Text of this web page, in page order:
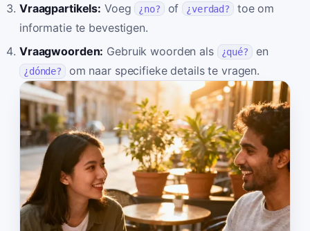
Vraagpartikels: Voeg ¿no? of ¿verdad?
toe om
informatie te bevestigen.
Vraagwoorden: Gebruik woorden als ¿qué? en
¿dónde? om naar specifieke details te vragen.